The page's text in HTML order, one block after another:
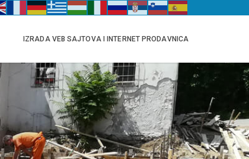
IZRADA VEB SAJTOVA I INTERNET PRODAVNICA